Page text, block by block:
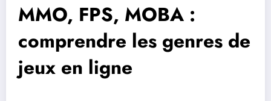
MMO, FPS, MOBA :
comprendre les genres de
jeux en ligne